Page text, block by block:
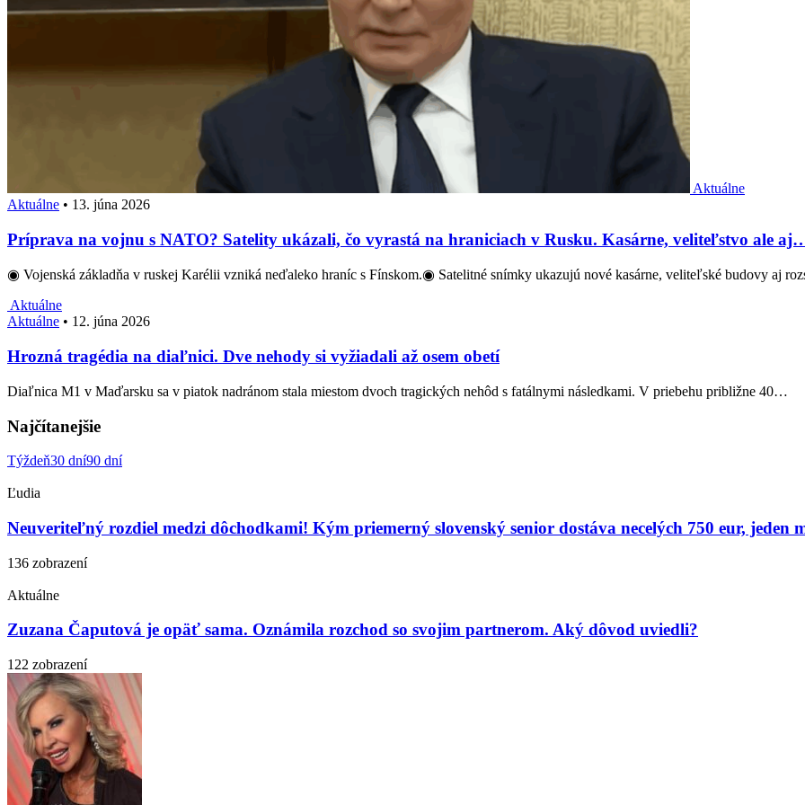
Aktuálne
Aktuálne • 13. júna 2026
Príprava na vojnu s NATO? Satelity ukázali, čo vyrastá na hraniciach v Rusku. Kasárne, veliteľstvo ale
◉ Vojenská základňa v ruskej Karélii vzniká neďaleko hraníc s Fínskom.◉ Satelitné snímky ukazujú nové kasárne, veliteľské budovy aj
Aktuálne
Aktuálne • 12. júna 2026
Hrozná tragédia na diaľnici. Dve nehody si vyžiadali až osem obetí
Diaľnica M1 v Maďarsku sa v piatok nadránom stala miestom dvoch tragických nehôd s fatálnymi následkami. V priebehu približne 40…
Najčítanejšie
Týždeň30 dní90 dní
Ľudia
Neuveriteľný rozdiel medzi dôchodkami! Kým priemerný slovenský senior dostáva necelých 750 eur, jeden
136 zobrazení
Aktuálne
Zuzana Čaputová je opäť sama. Oznámila rozchod so svojim partnerom. Aký dôvod uviedli?
122 zobrazení